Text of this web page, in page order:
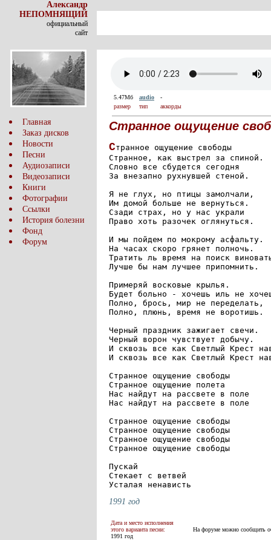
Александр
НЕПОМНЯЩИЙ
официальный
сайт
Главная
Заказ дисков
Новости
Песни
Аудиозаписи
Видеозаписи
Книги
Фотографии
Ссылки
История болезни
Фонд
Форум
5.47Мб audio
-
размер
тип аккорды
Странное ощущение
Странное ощущение свободы
Странное, как выстрел за спиной.
Словно все сбудется сегодня
За внезапно рухнувшей стеной.
Я не глух, но птицы замолчали,
Им домой больше не вернуться.
Сзади страх, но у нас украли
Право хоть разочек оглянуться.
И мы пойдем по мокрому асфальту.
На часах скоро грянет полночь.
Тратить ль время на поиск
Лучше бы нам лучшее припомнить.
Примеряй восковые крылья.
Будет больно - хочешь иль не
Полно, брось, мир не переделать,
Полно, плюнь, время не воротишь.
Черный праздник зажигает свечи.
Черный ворон чувствует добычу.
И сквозь все как Светлый Крест
И сквозь все как Светлый Крест
Странное ощущение свободы
Странное ощущение полета
Нас найдут на рассвете в поле
Нас найдут на рассвете в поле
Странное ощущение свободы
Странное ощущение свободы
Странное ощущение свободы
Странное ощущение свободы
Пускай
Стекает с ветвей
Усталая ненависть
1991 год
Дата и место исполнения
этого варианта песни:
1991 год
На форуме можно сообщить об